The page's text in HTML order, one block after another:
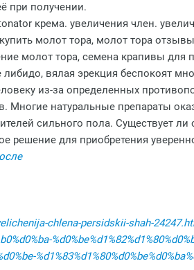
при получении.
крема. увеличения член.
молот тора, молот тора
молот тора, семена крапивы для
вялая эрекция беспокоят
из-за определенных
Многие натуральные препараты
сильного пола. Существует
решение для приобретения
chlena-persidskii-shah-